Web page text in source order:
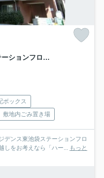
ハーモニーレジデンス東池袋ステーションフロント
ボックス
敷地内ごみ置き場
デンス東池袋ステーションフロ
しをお考えなら「ハー... もっと